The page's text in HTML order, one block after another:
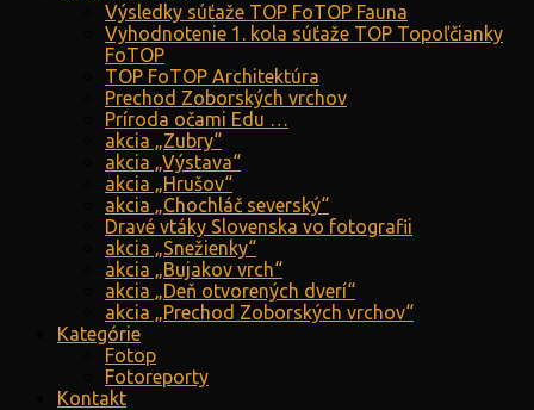
Výsledky súťaže TOP FoTOP Fauna
Vyhodnotenie 1. kola súťaže TOP Topoľčianky
FoTOP
TOP FoTOP Architektúra
Prechod Zoborských vrchov
Príroda očami Edu …
akcia „Zubry“
akcia „Výstava“
akcia „Hrušov“
akcia „Chochláč severský“
Dravé vtáky Slovenska vo fotografii
akcia „Snežienky“
akcia „Bujakov vrch“
akcia „Deň otvorených dverí“
akcia „Prechod Zoborských vrchov“
Kategórie
Fotop
Fotoreporty
Kontakt